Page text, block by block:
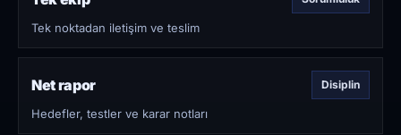
Tek noktadan iletişim ve teslim
Net rapor Disiplin
Hedefler, testler ve karar notları